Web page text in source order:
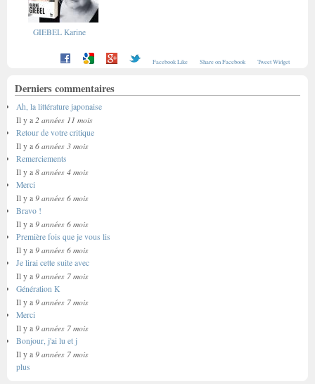
GIEBEL Karine
Facebook Like Share on Facebook Tweet Widget
Derniers commentaires
Ah, la littérature japonaise
Il y a 2 années 11 mois
Retour de votre critique
Il y a 6 années 3 mois
Remerciements
Il y a 8 années 4 mois
Merci
Il y a 9 années 6 mois
Bravo !
Il y a 9 années 6 mois
Première fois que je vous lis
Il y a 9 années 6 mois
Je lirai cette suite avec
Il y a 9 années 7 mois
Génération K
Il y a 9 années 7 mois
Merci
Il y a 9 années 7 mois
Bonjour, j'ai lu et j
Il y a 9 années 7 mois
plus